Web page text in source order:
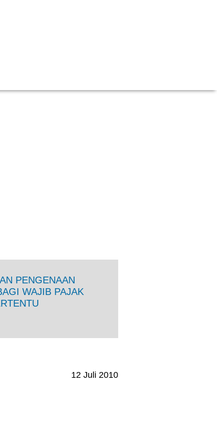
PENGENAAN
WAJIB PAJAK
12 Juli 2010